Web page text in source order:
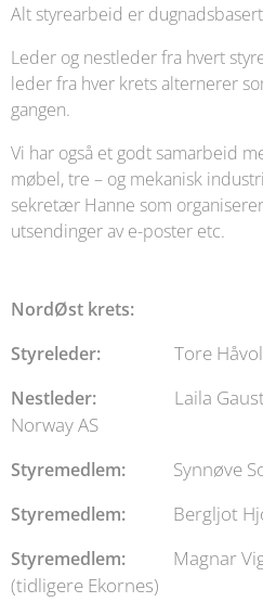
Alt styrearbeid er
Leder og nestleder fra hvert
leder fra hver krets alternerer
gangen.
Vi har også et godt samarbeid
møbel, tre – og mekanisk
sekretær Hanne som
utsendinger av e-poster etc.
NordØst krets:
Styreleder: Tore
Nestleder: Laila
Norway AS
Styremedlem: Synnøve
Styremedlem: Bergljot
Styremedlem: Magnar
(tidligere Ekornes)